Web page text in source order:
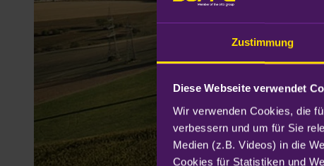
Zustimmung
Diese Webseite verwendet
Wir verwenden Cookies, die
verbessern und um für Sie
Medien (z.B. Videos) in die
Cookies für Statistiken und